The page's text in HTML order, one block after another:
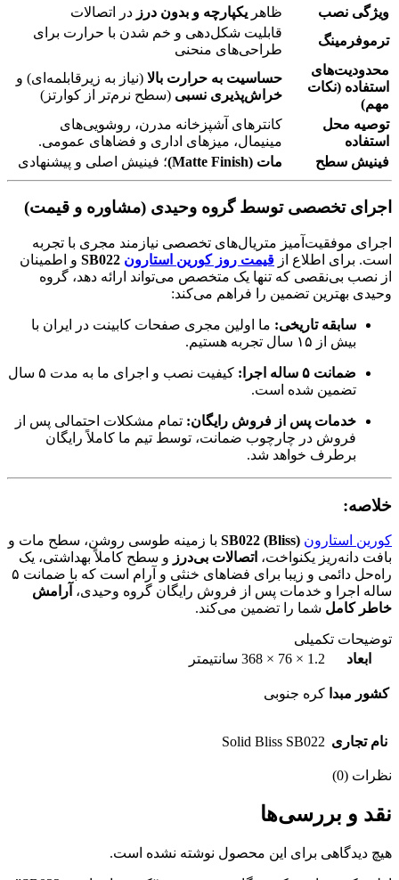
ویژگی نصب
ظاهر یکپارچه و بدون درز در اتصالات
ترموفرمینگ
قابلیت شکل‌دهی و خم شدن با حرارت برای
طراحی‌های منحنی
محدودیت‌های
استفاده (نکات
مهم)
حساسیت به حرارت بالا (نیاز به زیرقابلمه‌ای) و
خراش‌پذیری نسبی (سطح نرم‌تر از کوارتز)
توصیه محل
استفاده
کانترهای آشپزخانه مدرن، روشویی‌های
مینیمال، میزهای اداری و فضاهای عمومی.
فینیش سطح
مات (Matte Finish) ؛ فینیش اصلی و پیشنهادی
اجرای تخصصی توسط گروه وحیدی (مشاوره و قیمت)
اجرای موفقیت‌آمیز متریال‌های تخصصی نیازمند مجری با تجربه
است. برای اطلاع از قیمت روز کورین استارون
و اطمینان
از نصب بی‌نقصی که تنها یک متخصص می‌تواند ارائه دهد، گروه
وحیدی بهترین تضمین را فراهم می‌کند:
سابقه تاریخی: ما اولین مجری صفحات کابینت در ایران با
بیش از ۱۵ سال تجربه هستیم.
ضمانت ۵ ساله اجرا:
کیفیت نصب و اجرای ما به مدت ۵ سال
تضمین شده است.
خدمات پس از فروش رایگان: تمام مشکلات احتمالی پس از
فروش در چارچوب ضمانت، توسط تیم ما کاملاً رایگان
برطرف خواهد شد.
خلاصه:
کورین استارون SB022 (Bliss) با زمینه طوسی روشن، سطح مات و
بافت دانه‌ریز یکنواخت، اتصالات بی‌درز و سطح کاملاً بهداشتی، یک
راه‌حل دائمی و زیبا برای فضاهای خنثی و آرام است که با ضمانت ۵
ساله اجرا و خدمات پس از فروش رایگان گروه وحیدی، آرامش
خاطر کامل شما را تضمین می‌کند.
توضیحات تکمیلی
ابعاد
1.2 × 76 × 368 سانتیمتر
کشور مبدا کره جنوبی
نام تجاری Solid Bliss SB022
نظرات (0)
نقد و بررسی‌ها
هیچ دیدگاهی برای این محصول نوشته نشده است.